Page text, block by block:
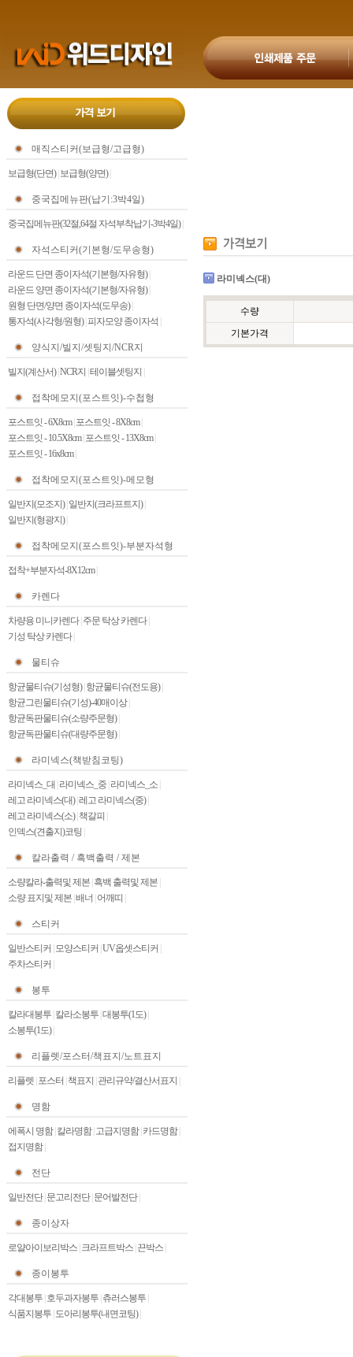
매직스티커(보급형/고급형)
보급형(단면)| 보급형(양면)|
중국집메뉴판(납기:3박4일)
중국집메뉴판(32절,64절 자석부착납기-3박4일)|
자석스티커(기본형/도무송형)
라운드 단면 종이자석(기본형/자유형)|
라운드 양면 종이자석(기본형/자유형)|
원형 단면/양면 종이자석(도무송)|
통자석(사각형/원형)| 피자모양 종이자석
양식지/빌지/셋팅지/NCR지
빌지(계산서)| NCR지 테이블셋팅지
접착메모지(포스트잇)-수첩형
포스트잇 - 6X8cm| 포스트잇 - 8X8cm|
포스트잇 - 10.5X8cm| 포스트잇 - 13X8cm|
포스트잇 - 16x8cm|
접착메모지(포스트잇)-메모형
일반지(모조지)| 일반지(크라프트지)|
일반지(형광지)|
접착메모지(포스트잇)-부분자석형
접착+부분자석-8X12cm|
카렌다
차량용 미니카렌다| 주문 탁상 카렌다|
기성 탁상 카렌다|
물티슈
항균물티슈(기성형)| 항균물티슈(전도용)|
항균그린물티슈(기성)-40매이상|
항균독판물티슈(소량주문형)|
항균독판물티슈(대량주문형)|
라미넥스(책받침코팅)
라미넥스_대 라미넥스_중 라미넥스_소
레고 라미넥스(대)| 레고 라미넥스(중)|
레고 라미넥스(소)| 책갈피
인덱스(견출지)코팅
칼라출력 / 흑백출력 / 제본
소량칼라-출력및 제본 흑백 출력및 제본
소량 표지및 제본 배너 어깨띠
스티커
일반스티커 모양스티커 UV옵셋스티커
주차스티커
봉투
칼라대봉투 칼라소봉투 대봉투(1도)|
소봉투(1도)|
리플렛/포스터/책표지/노트표지
리플렛 포스터 책표지 관리규약/결산서표지
명함
에폭시 명함| 칼라명함| 고급지명함| 카드명함|
접지명함|
전단
일반전단| 문고리전단| 문어발전단|
종이상자
로얄아이보리박스 크라프트박스 끈박스
종이봉투
각대봉투 호두과자봉투 츄러스봉투
식품지봉투 도아리봉투(내면코팅)|
라미넥스(대)
수량
기본가격